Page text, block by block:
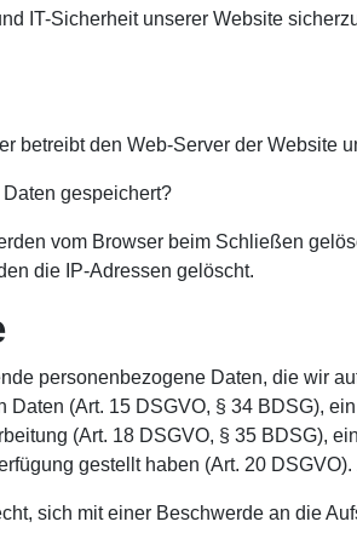
IT-Sicherheit unserer Website
betreibt den Web-Server der Website
gespeichert?
vom Browser beim Schließen
die IP-Adressen gelöscht.
personenbezogene Daten, die wir
Daten (Art. 15 DSGVO, § 34 BDSG),
(Art. 18 DSGVO, § 35 BDSG),
gestellt haben (Art. 20
sich mit einer Beschwerde an die